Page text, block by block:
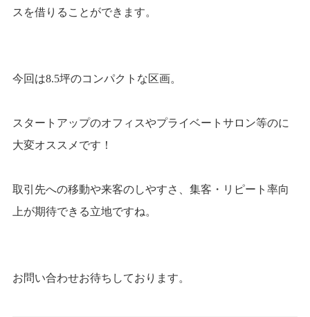
スを借りることができます。
今回は8.5坪のコンパクトな区画。
スタートアップのオフィスやプライベートサロン等のに
大変オススメです！
取引先への移動や来客のしやすさ、集客・リピート率向
上が期待できる立地ですね。
お問い合わせお待ちしております。